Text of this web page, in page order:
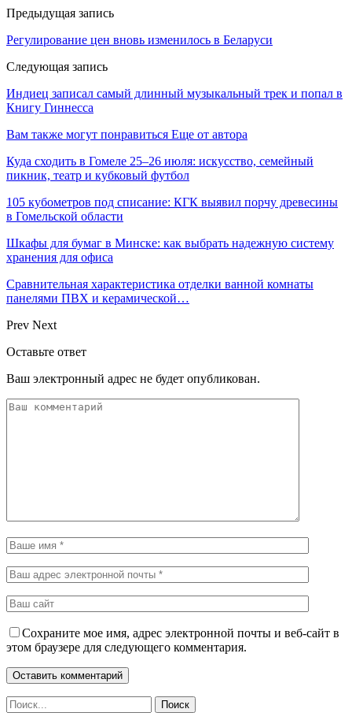
Предыдущая запись
Регулирование цен вновь изменилось в Беларуси
Следующая запись
Индиец записал самый длинный музыкальный трек и попал в
Книгу Гиннесса
Вам также могут понравиться Еще от автора
Куда сходить в Гомеле 25–26 июля: искусство, семейный
пикник, театр и кубковый футбол
105 кубометров под списание: КГК выявил порчу древесины
в Гомельской области
Шкафы для бумаг в Минске: как выбрать надежную систему
хранения для офиса
Сравнительная характеристика отделки ванной комнаты
панелями ПВХ и керамической…
Prev Next
Оставьте ответ
Ваш электронный адрес не будет опубликован.
Сохраните мое имя, адрес электронной почты и веб-сайт в
этом браузере для следующего комментария.